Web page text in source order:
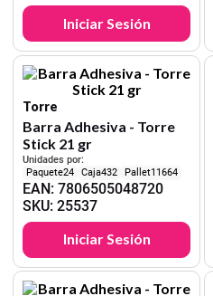
Iniciar Sesión
Torre
Barra Adhesiva - Torre
Stick 21 gr
Unidades por:
24
432 11664
EAN:7806505048720
SKU:25537
Iniciar Sesión